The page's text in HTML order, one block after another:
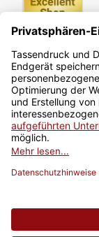
Newsletter